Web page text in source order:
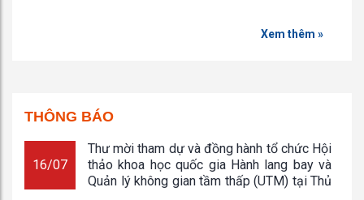
Xem thêm »
THÔNG BÁO
16/07
Thư mời tham dự và đồng hành tổ chức Hội
thảo khoa học quốc gia Hành lang bay và
Quản lý không gian tầm thấp (UTM) tại Thủ